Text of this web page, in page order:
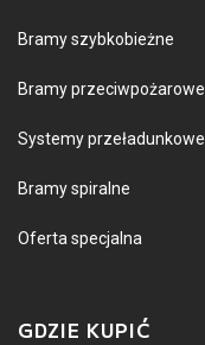
Bramy szybkobieżne
Bramy przeciwpożarowe
Systemy przeładunkowe
Bramy spiralne
Oferta specjalna
GDZIE KUPIĆ